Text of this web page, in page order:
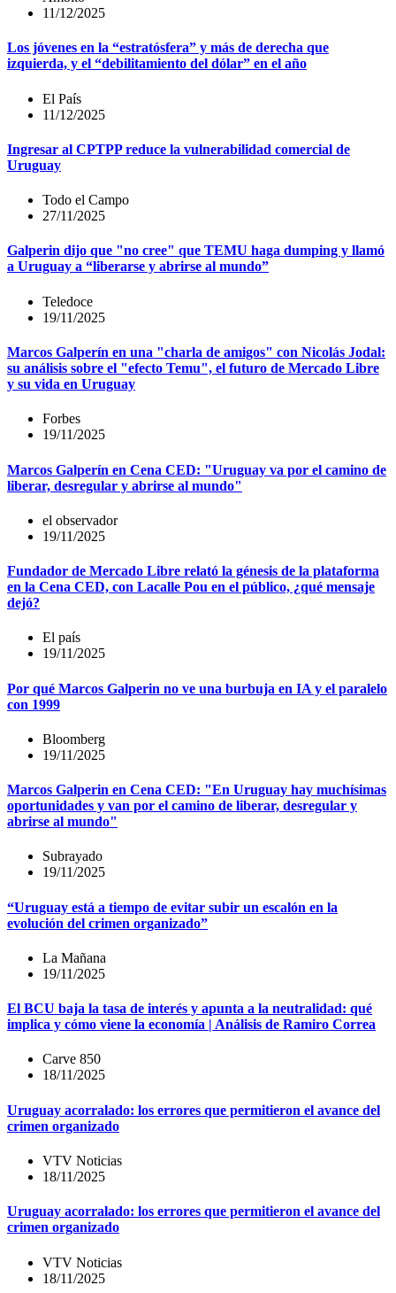
11/12/2025
Los jóvenes en la “estratósfera” y más de derecha que
izquierda, y el “debilitamiento del dólar” en el año
El País
11/12/2025
Ingresar al CPTPP reduce la vulnerabilidad comercial de
Uruguay
Todo el Campo
27/11/2025
Galperin dijo que "no cree" que TEMU haga dumping y llamó
a Uruguay a “liberarse y abrirse al mundo”
Teledoce
19/11/2025
Marcos Galperín en una "charla de amigos" con Nicolás Jodal:
su análisis sobre el "efecto Temu", el futuro de Mercado Libre
y su vida en Uruguay
Forbes
19/11/2025
Marcos Galperín en Cena CED: "Uruguay va por el camino de
liberar, desregular y abrirse al mundo"
el observador
19/11/2025
Fundador de Mercado Libre relató la génesis de la plataforma
en la Cena CED, con Lacalle Pou en el público, ¿qué mensaje
dejó?
El país
19/11/2025
Por qué Marcos Galperin no ve una burbuja en IA y el paralelo
con 1999
Bloomberg
19/11/2025
Marcos Galperin en Cena CED: "En Uruguay hay muchísimas
oportunidades y van por el camino de liberar, desregular y
abrirse al mundo"
Subrayado
19/11/2025
“Uruguay está a tiempo de evitar subir un escalón en la
evolución del crimen organizado”
La Mañana
19/11/2025
El BCU baja la tasa de interés y apunta a la neutralidad: qué
implica y cómo viene la economía | Análisis de Ramiro Correa
Carve 850
18/11/2025
Uruguay acorralado: los errores que permitieron el avance del
crimen organizado
VTV Noticias
18/11/2025
Uruguay acorralado: los errores que permitieron el avance del
crimen organizado
VTV Noticias
18/11/2025